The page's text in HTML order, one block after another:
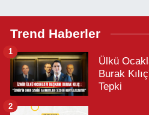
Trend Haberler
Ülkü
Burak
Tepki
1
2